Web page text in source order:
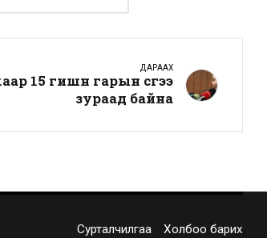
ДАРААХ
15 гишүүн гарын үсгээ
зураад байна
Сурталчилгаа Холбоо барих